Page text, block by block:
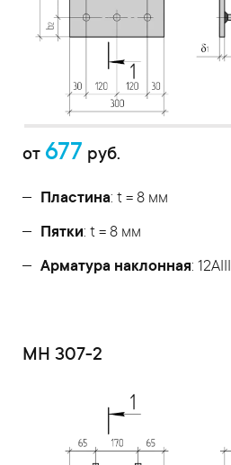
от 677 руб.
Пластина: t = 8 мм
Пятки: t = 8 мм
Арматура наклонная: 12AIII
МН 307-2